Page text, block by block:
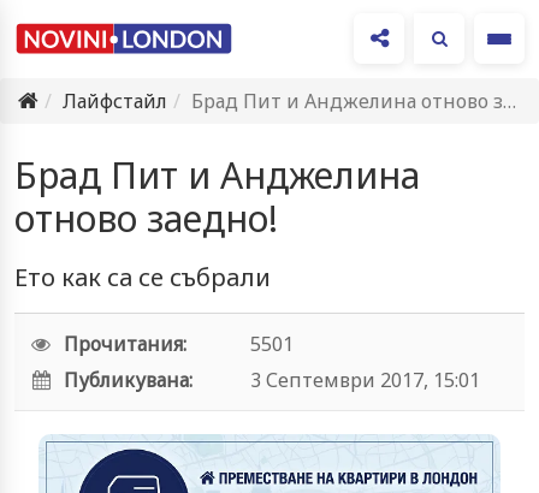
Лайфстайл
Брад Пит и Анджелина отново заедно!
Брад Пит и Анджелина
отново заедно!
Ето как са се събрали
Прочитания:
5501
Публикувана:
3 Септември 2017, 15:01